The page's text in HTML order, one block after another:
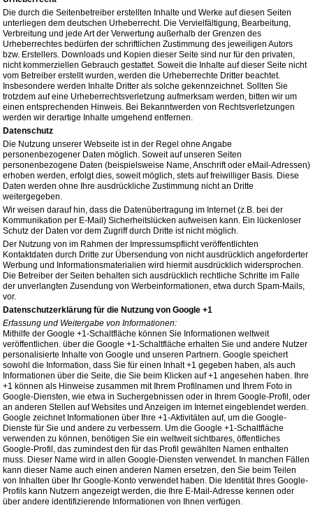
Die durch die Seitenbetreiber erstellten Inhalte und Werke auf diesen Seiten
unterliegen dem deutschen Urheberrecht. Die Vervielfältigung, Bearbeitung,
Verbreitung und jede Art der Verwertung außerhalb der Grenzen des
Urheberrechtes bedürfen der schriftlichen Zustimmung des jeweiligen Autors
bzw. Erstellers. Downloads und Kopien dieser Seite sind nur für den privaten,
nicht kommerziellen Gebrauch gestattet. Soweit die Inhalte auf dieser Seite nicht
vom Betreiber erstellt wurden, werden die Urheberrechte Dritter beachtet.
Insbesondere werden Inhalte Dritter als solche gekennzeichnet. Sollten Sie
trotzdem auf eine Urheberrechtsverletzung aufmerksam werden, bitten wir um
einen entsprechenden Hinweis. Bei Bekanntwerden von Rechtsverletzungen
werden wir derartige Inhalte umgehend entfernen.
Datenschutz
Die Nutzung unserer Webseite ist in der Regel ohne Angabe
personenbezogener Daten möglich. Soweit auf unseren Seiten
personenbezogene Daten (beispielsweise Name, Anschrift oder eMail-Adressen)
erhoben werden, erfolgt dies, soweit möglich, stets auf freiwilliger Basis. Diese
Daten werden ohne Ihre ausdrückliche Zustimmung nicht an Dritte
weitergegeben.
Wir weisen darauf hin, dass die Datenübertragung im Internet (z.B. bei der
Kommunikation per E-Mail) Sicherheitslücken aufweisen kann. Ein lückenloser
Schutz der Daten vor dem Zugriff durch Dritte ist nicht möglich.
Der Nutzung von im Rahmen der Impressumspflicht veröffentlichten
Kontaktdaten durch Dritte zur Übersendung von nicht ausdrücklich angeforderter
Werbung und Informationsmaterialien wird hiermit ausdrücklich widersprochen.
Die Betreiber der Seiten behalten sich ausdrücklich rechtliche Schritte im Falle
der unverlangten Zusendung von Werbeinformationen, etwa durch Spam-Mails,
vor.
Datenschutzerklärung für die Nutzung von Google +1
Erfassung und Weitergabe von Informationen:
Mithilfe der Google +1-Schaltfläche können Sie Informationen weltweit
veröffentlichen. über die Google +1-Schaltfläche erhalten Sie und andere Nutzer
personalisierte Inhalte von Google und unseren Partnern. Google speichert
sowohl die Information, dass Sie für einen Inhalt +1 gegeben haben, als auch
Informationen über die Seite, die Sie beim Klicken auf +1 angesehen haben. Ihre
+1 können als Hinweise zusammen mit Ihrem Profilnamen und Ihrem Foto in
Google-Diensten, wie etwa in Suchergebnissen oder in Ihrem Google-Profil, oder
an anderen Stellen auf Websites und Anzeigen im Internet eingeblendet werden.
Google zeichnet Informationen über Ihre +1-Aktivitäten auf, um die Google-
Dienste für Sie und andere zu verbessern. Um die Google +1-Schaltfläche
verwenden zu können, benötigen Sie ein weltweit sichtbares, öffentliches
Google-Profil, das zumindest den für das Profil gewählten Namen enthalten
muss. Dieser Name wird in allen Google-Diensten verwendet. In manchen Fällen
kann dieser Name auch einen anderen Namen ersetzen, den Sie beim Teilen
von Inhalten über Ihr Google-Konto verwendet haben. Die Identität Ihres Google-
Profils kann Nutzern angezeigt werden, die Ihre E-Mail-Adresse kennen oder
über andere identifizierende Informationen von Ihnen verfügen.